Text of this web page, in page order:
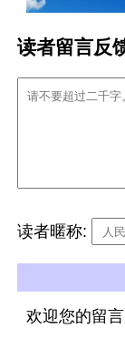
读者留言反
读者暱称:
欢迎您的留言